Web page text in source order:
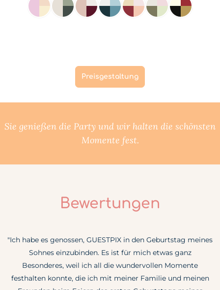
Preisgestaltung
Sie genießen die Party und wir halten die schönsten
Momente fest.
Bewertungen
"Ich habe es genossen, GUESTPIX in den Geburtstag meines
Sohnes einzubinden. Es ist für mich etwas ganz
Besonderes, weil ich all die wundervollen Momente
festhalten konnte, die ich mit meiner Familie und meinen